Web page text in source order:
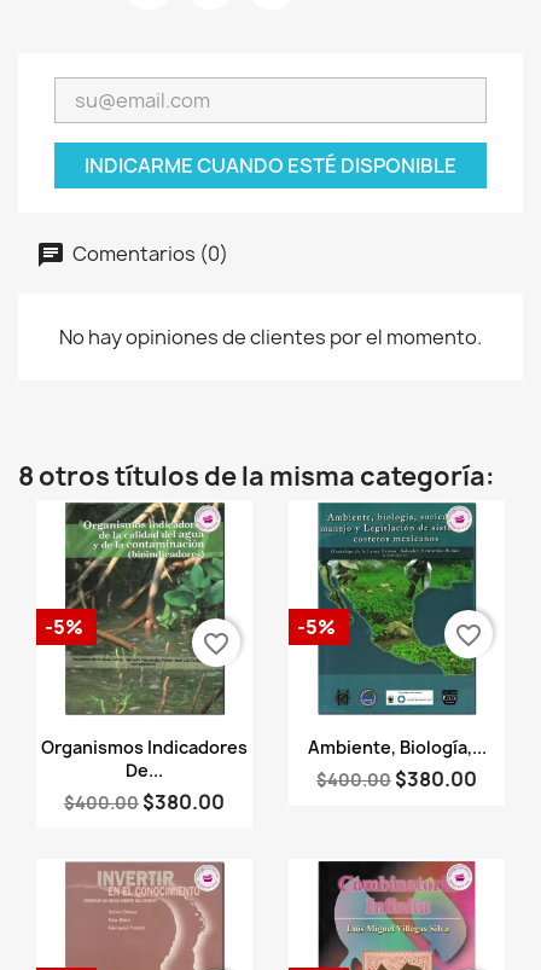
INDICARME CUANDO ESTÉ DISPONIBLE
Comentarios (0)
No hay opiniones de clientes por el momento.
8 otros títulos de la misma categoría:
Vista rápida
Organismos Indicadores
De...
$400.00 $380.00
-5%
favorite_border
Vista rápida
Ambiente, Biología,...
$400.00 $380.00
-5% favorite_border